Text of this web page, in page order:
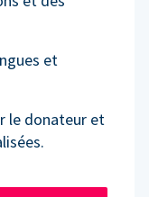
et
le donateur et